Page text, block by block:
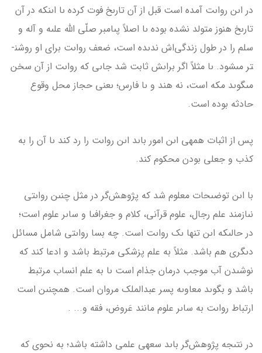
در اىن رواىت آمده است قبل از آن تارىخ فوت کرده ىا اىنکه در آن
تارىخ هنوز متولد نشده بوده ىا اصلاً پىامبر صلّى الله علىه و آله و
سلم را در طول زندگى‌اش ندىده است، ضعف رواىت براى او روشن­
تر مى­شود. ىا مثلاً اگر براىش ثابت شد جاىى که رواىت از آن سخن
مى­گوىد مکه است، نه هند و ىا فارس؛ ىعنى حجاز محل وقوع
حادثه بوده است.
پس از اثبات همه­ى اىن امور باىد اىن رواىت را رد کند ىا آن را به
کذب و جعلى بودن محکوم کند.
با اىن توضىحات معلوم شد که پژوهش‌گر در مثل چنىن رواىتى
نىازمند علم رجال، علوم قرآنى، کلام و جغرافىا و ساىر علوم است؛
در حالى­که اىن تنها ىک رواىت است. چه بسا رواىتى شامل مسائل
دىگرى هم باشد. مثلاً به علم پزشکى مرتبط باشد و ادعا کند که
نوشىدن آب موجب درمان جذام است ىا به علم انساب مرتبط
باشد و بگوىد معاوىه پسر عبدالملک مروان است. همچنىن است
ارتباط رواىت به ساىر علوم مانند عَروض، فقه و... .
در نتىجه پژوهش‌گر باىد سعه­ى علمى داشته باشد؛ به نحوى که